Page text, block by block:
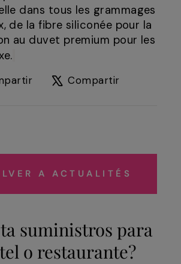
dans tous les grammages
de la fibre siliconée pour la
au duvet premium pour les
Compartir
Compartir
A ACTUALITÉS
suministros para
o restaurante?